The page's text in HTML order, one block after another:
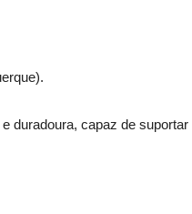
duradoura, capaz de